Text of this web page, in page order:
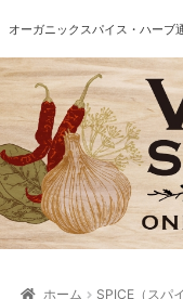
オーガニックスパイス・ハーブ
ホーム SPICE（スパ